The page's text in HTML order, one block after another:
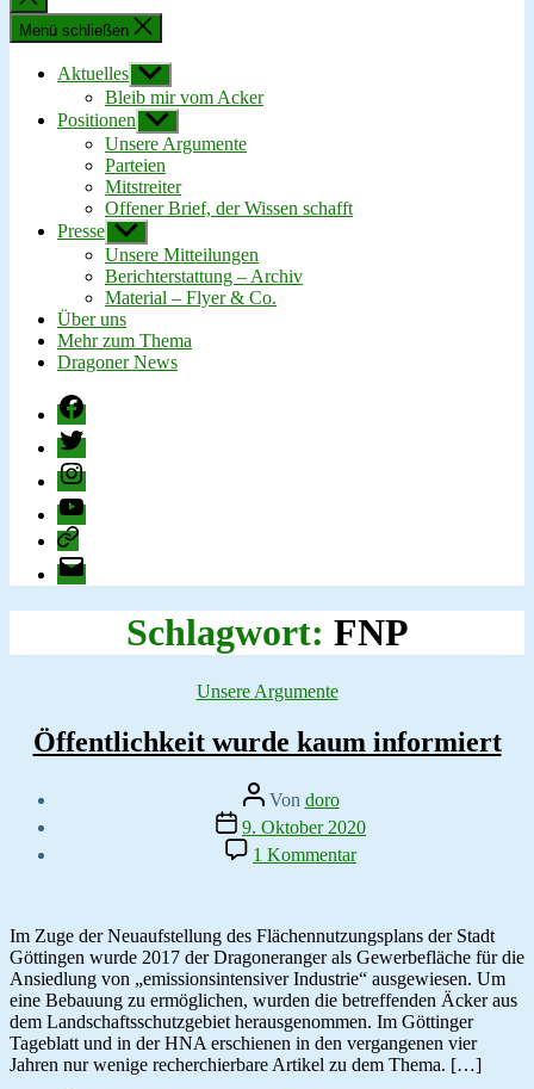
schließen
Menü schließen
Aktuelles Untermenü
anzeigen
Bleib mir vom Acker
Positionen Untermenü
anzeigen
Unsere Argumente
Parteien
Mitstreiter
Offener Brief, der Wissen schafft
Presse Untermenü
anzeigen
Unsere Mitteilungen
Berichterstattung – Archiv
Material – Flyer & Co.
Über uns
Mehr zum Thema
Dragoner News
Facebook
Twitter
Instagram
YouTube
change.org
E-
Mail
Schlagwort: FNP
Kategorien
Unsere Argumente
Öffentlichkeit wurde kaum informiert
Beitragsautor
Von doro
Veröffentlichungsdatum
9. Oktober 2020
1 Kommentarzu
Öffentlichkeit
informiert
Im Zuge der Neuaufstellung des Flächennutzungsplans der Stadt
Göttingen wurde 2017 der Dragoneranger als Gewerbefläche für die
Ansiedlung von „emissionsintensiver Industrie“ ausgewiesen. Um
eine Bebauung zu ermöglichen, wurden die betreffenden Äcker aus
dem Landschaftsschutzgebiet herausgenommen. Im Göttinger
Tageblatt und in der HNA erschienen in den vergangenen vier
Jahren nur wenige recherchierbare Artikel zu dem Thema. […]